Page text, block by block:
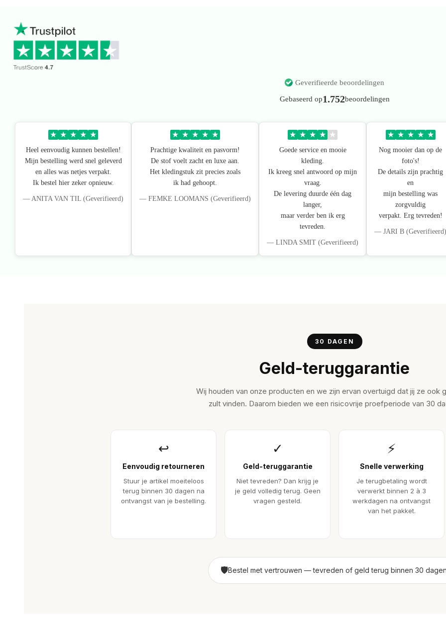
Geverifieerde beoordelingen
Gebaseerd op1.752beoordelingen
★ ★ ★ ★ ★
Heel eenvoudig kunnen bestellen!
Mijn bestelling werd snel geleverd
en alles was netjes verpakt.
Ik bestel hier zeker opnieuw.
— ANITA VAN TIL (Geverifieerd)
★ ★ ★ ★ ★
Prachtige kwaliteit en pasvorm!
De stof voelt zacht en luxe aan.
Het kledingstuk zit precies zoals
ik had gehoopt.
— FEMKE LOOMANS (Geverifieerd)
★ ★ ★ ★ ★
Goede service en mooie
kleding.
Ik kreeg snel antwoord op mijn
vraag.
De levering duurde één dag
langer,
maar verder ben ik erg
tevreden.
— LINDA SMIT (Geverifieerd)
★ ★ ★ ★ ★
Nog mooier dan op de
foto's!
De details zijn prachtig
en
mijn bestelling was
zorgvuldig
verpakt. Erg tevreden!
— JARI B (Geverifieerd)
30 DAGEN
Geld-teruggarantie
Wij houden van onze producten en we zijn ervan overtuigd dat jij ze ook
zult vinden. Daarom bieden we een risicovrije proefperiode van 30
↩
Eenvoudig retourneren
Stuur je artikel moeiteloos
terug binnen 30 dagen na
ontvangst van je bestelling.
✓
Geld-teruggarantie
Niet tevreden? Dan krijg je
je geld volledig terug. Geen
vragen gesteld.
⚡
Snelle verwerking
Je terugbetaling wordt
verwerkt binnen 2 à 3
werkdagen na ontvangst
van het pakket.
🛡Bestel met vertrouwen — tevreden of geld terug binnen 30